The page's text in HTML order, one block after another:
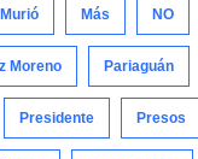
Murió Más NO
Moreno Pariaguán
Presidente Presos